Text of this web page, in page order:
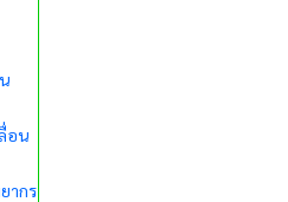
อน
ากร